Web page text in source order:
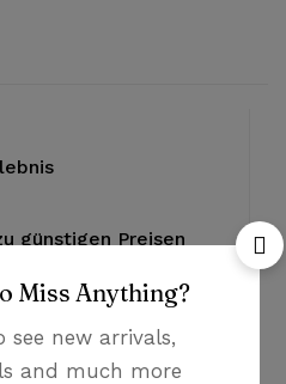
günstigen Preisen
Miss Anything?
see new arrivals,
and much more